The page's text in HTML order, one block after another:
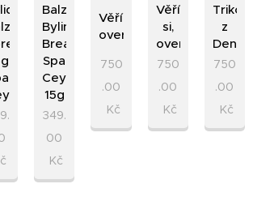
Balzám.Zklidňující
Bylinky
Breathe,
Spa
Ceylon,
15g
349.
00
Kč
Věřím.si,
oversize
750
.00
Kč
Věřím.
si,
oversize
750
.00
Kč
Triko
z
Deníku
750
.00
Kč